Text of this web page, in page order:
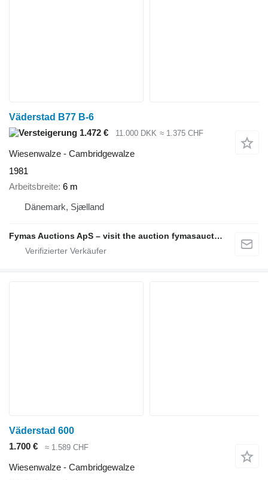
Väderstad B77 B-6
1.472 €
11.000 DKK ≈ 1.375 CHF
Wiesenwalze - Cambridgewalze
1981
Arbeitsbreite 6 m
Dänemark, Sjælland
Fymas Auctions ApS – visit the auction fymasauctions.dk
Väderstad 600
1.700 €
≈ 1.589 CHF
Wiesenwalze - Cambridgewalze